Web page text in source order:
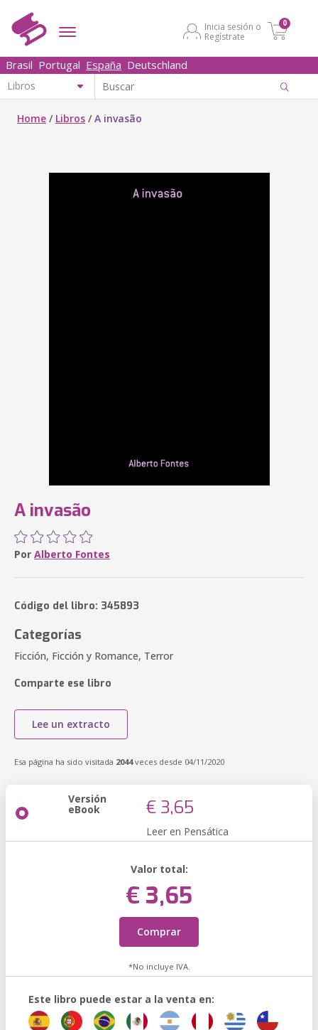
Inicia sesión o
Regístrate
0
Brasil Portugal España Deutschland
Home / Libros /A invasão
A invasão
Por Alberto Fontes
Código del libro: 345893
Categorías
Ficción, Ficción y Romance, Terror
Comparte ese libro
Lee un extracto
Esa página ha sido visitada 2044veces desde 04/11/2020
Versión
eBook € 3,65
Leer en Pensática
Valor total:
€ 3,65
Comprar
*No incluye IVA.
Este libro puede estar a la venta en: